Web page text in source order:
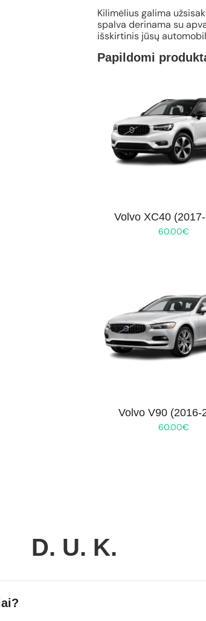
Kilimėlius galima
spalva derinama su
išskirtinis jūsų
Papildomi
Volvo XC40
60.00€
Volvo V90 (2016-
60.00€
D. U. K.